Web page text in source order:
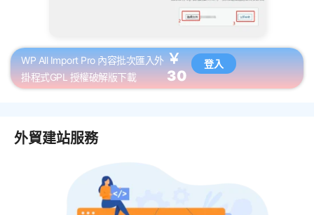
WP All Import Pro 內容批次匯入外
掛程式GPL 授權破解版下載
￥
30
登入
外貿建站服務